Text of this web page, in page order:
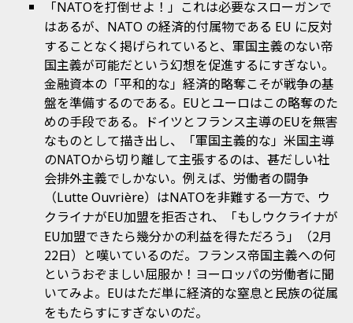
「NATOを打倒せよ！」これは必要なスローガンで
はあるが、 NATO の経済的付属物である EU に反対
することなく掲げられていると、軍国主義のない帝
国主義が可能だという幻想を促進するにすぎない。
金融資本の「平和的な」経済的略奪こそが戦争の基
盤を準備するのである。EUとユーロはこの略奪のた
めの手段である。ドイツとフランス主導のEUを無害
なものとして描き出し、「軍国主義的な」米国主導
のNATOから切り離して主張するのは、甚だしい社
会排外主義でしかない。例えば、労働者の闘争
（Lutte Ouvrière）はNATOを非難する一方で、ウ
クライナがEU加盟を拒否され、「もしウクライナが
EU加盟できたら幾分かの利益を得ただろう」（2月
22日）と嘆いているのだ。フランス帝国主義への何
というおぞましい屈服か！ヨーロッパの労働者に聞
いてみよ。 EUはただ単に経済的な窒息と民族の従属
をもたらすにすぎないのだ。